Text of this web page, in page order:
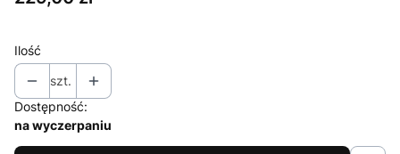
Ilość
szt.
Dostępność:
na wyczerpaniu